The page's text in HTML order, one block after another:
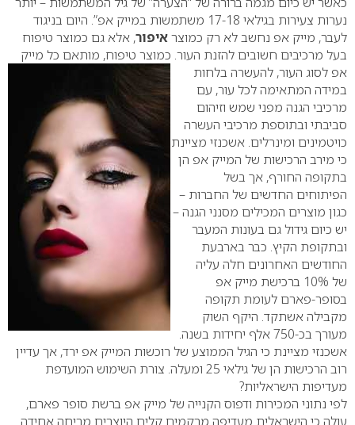
נערות צעירות בגילאי 17-18 משתמשות במייק אפ”. היום בניגוד
לעבר, מייק אפ נחשב לא רק כמוצראיפור, אלא גם כמוצר טיפוח
בעל מרכיבים חשובים להזנת העור. כמוצר טיפוח, מותאם כל מייק
אפ לסוג העור, להעשרה בלחות
במידה המתאימה לכל עור, עם
מרכיבי הגנה מפני שמש וזיהום
סביבתי ובתוספת מרכיבי העשרה
כויטמינים ומינרלים. אשכנזי מציינת
כי מירב הרכישות של המייק אפ הן
בתקופה החורף, אך בשל
הפיתוחים החדשים של החברות –
כגון מוצרים המכילים מסנני הגנה –
יש כיום גידול גם בעונות המעבר
ובתקופת הקיץ. כבר בארבעת
החודשים האחרונים חלה עליה
של 10% ברכישת מייק אפ
בסופר-פארם לעומת תקופה
מקבילה אשתקד. היקף השוק
מעורך בכ-750 אלף יחידות בשנה.
אשכנזי מציינת כי הגיל הממוצע של רוכשות המייק אפ ירד, אך עדיין
רוב הרכישות הן של גילאי 25 ומעלה.
צורת השימוש המועדפת
מעדיפות הישראליות?
לפי נתוני המכירות ודפוס הקנייה של מייק אפ ברשת סופר פארם,
עולה כי הישראלית מעדיפה מרקמים קלים היוצרים מריחה אחידה